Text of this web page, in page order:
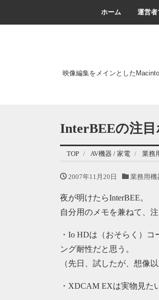
ホーム 運営
映像編集をメインとした
InterBEEの注
TOP AV機器 / 家電 業務
2007年11月20日 業務用機
夜が明けたらInterBEE。
自分用のメモを兼ねて、
・Io HDは（おそらく）
ング耐性だと思う。
（先日、試したが、想
・XDCAM EXは実物見た